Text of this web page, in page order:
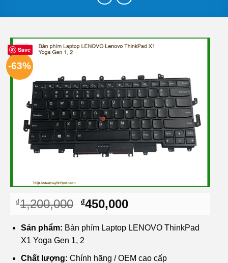
Save
-63%
₫1,200,000 Giá
là:
₫1,200,000.
₫450,000Giá
tại
₫450,000.
Sản phẩm: Bàn phím Laptop LENOVO ThinkPad
X1 Yoga Gen 1, 2
Chất lượng: Chính hãng / OEM cao cấp